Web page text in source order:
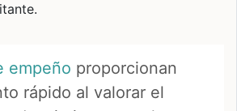
empeño proporcionan
rápido al valorar el